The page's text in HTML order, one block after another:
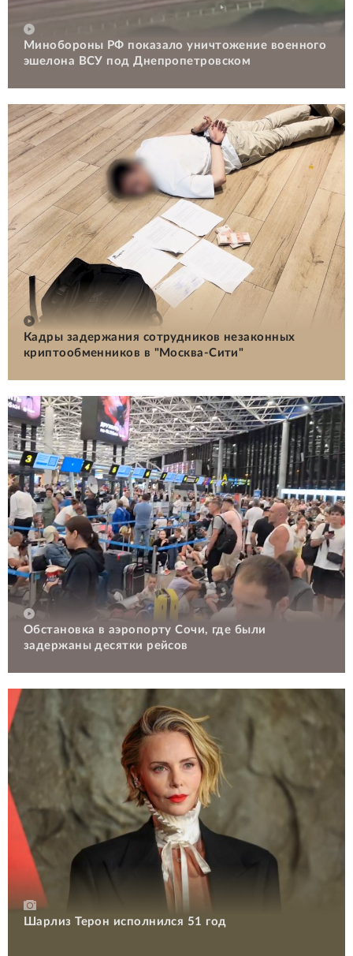
Минобороны РФ показало уничтожение военного
эшелона ВСУ под Днепропетровском
Кадры задержания сотрудников незаконных
криптообменников в "Москва-Сити"
Обстановка в аэропорту Сочи, где были
задержаны десятки рейсов
Шарлиз Терон исполнился 51 год